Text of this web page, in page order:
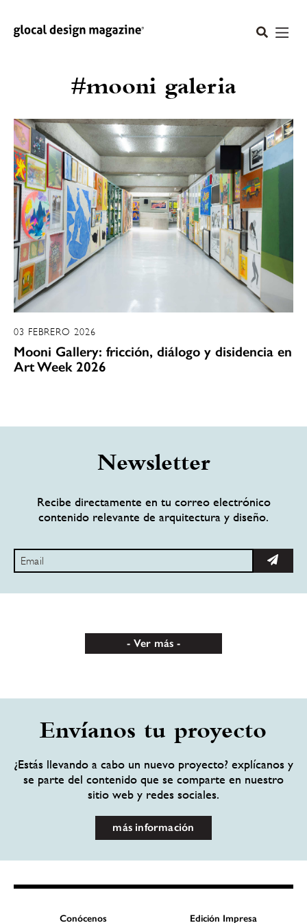
#mooni galeria
03 FEBRERO 2026
Mooni Gallery: fricción, diálogo y disidencia en
Art Week 2026
Newsletter
Recibe directamente en tu correo electrónico
contenido relevante de arquitectura y diseño.
Ver más
Envíanos tu proyecto
¿Estás llevando a cabo un nuevo proyecto? explícanos y
se parte del contenido que se comparte en nuestro
sitio web y redes sociales.
más información
Conócenos Edición Impresa